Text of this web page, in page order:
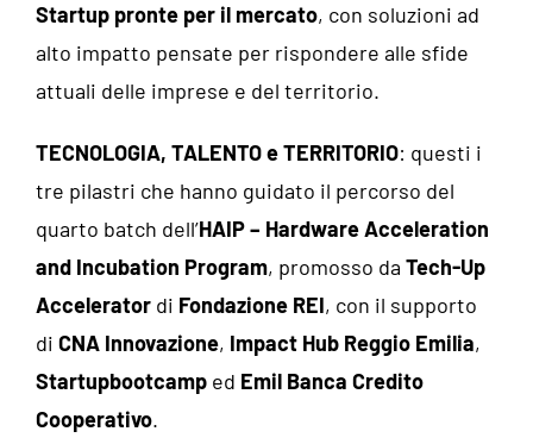
Startup pronte per il mercato, con soluzioni ad
alto impatto pensate per rispondere alle sfide
attuali delle imprese e del territorio.
TECNOLOGIA, TALENTO e TERRITORIO: questi i
tre pilastri che hanno guidato il percorso del
quarto batch dell’HAIP – Hardware Acceleration
and Incubation Program, promosso da Tech-Up
Acceleratordi Fondazione REI, con il supporto
di CNA Innovazione, Impact Hub Reggio Emilia,
Startupbootcamped Emil Banca Credito
Cooperativo.